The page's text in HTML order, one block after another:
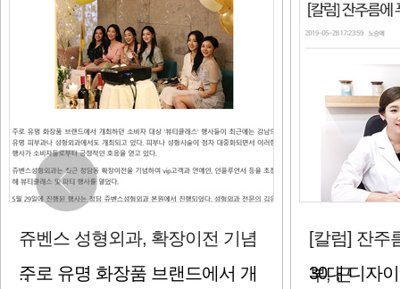
[칼럼] 잔주름에 푸석푸석한 피
부, 근
30대 디자이너 안재영씨(가명, 서
[칼럼] 다양
하..
100세 시대